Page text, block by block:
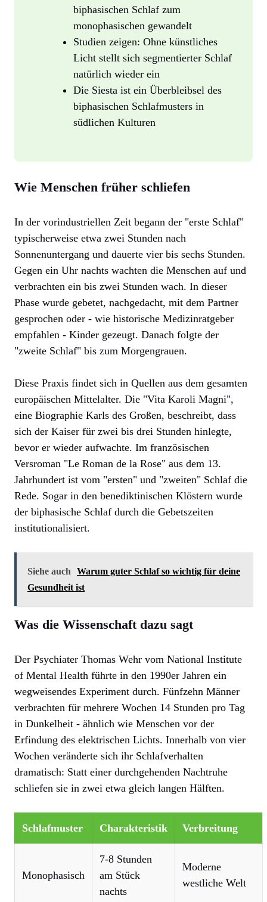
biphasischen Schlaf zum
monophasischen gewandelt
Studien zeigen: Ohne künstliches
Licht stellt sich segmentierter Schlaf
natürlich wieder ein
Die Siesta ist ein Überbleibsel des
biphasischen Schlafmusters in
südlichen Kulturen
Wie Menschen früher schliefen
In der vorindustriellen Zeit begann der "erste Schlaf"
typischerweise etwa zwei Stunden nach
Sonnenuntergang und dauerte vier bis sechs Stunden.
Gegen ein Uhr nachts wachten die Menschen auf und
verbrachten ein bis zwei Stunden wach. In dieser
Phase wurde gebetet, nachgedacht, mit dem Partner
gesprochen oder - wie historische Medizinratgeber
empfahlen - Kinder gezeugt. Danach folgte der
"zweite Schlaf" bis zum Morgengrauen.
Diese Praxis findet sich in Quellen aus dem gesamten
europäischen Mittelalter. Die "Vita Karoli Magni",
eine Biographie Karls des Großen, beschreibt, dass
sich der Kaiser für zwei bis drei Stunden hinlegte,
bevor er wieder aufwachte. Im französischen
Versroman "Le Roman de la Rose" aus dem 13.
Jahrhundert ist vom "ersten" und "zweiten" Schlaf die
Rede. Sogar in den benediktinischen Klöstern wurde
der biphasische Schlaf durch die Gebetszeiten
institutionalisiert.
Siehe auch
Warum guter Schlaf so wichtig für deine
Gesundheit ist
Was die Wissenschaft dazu sagt
Der Psychiater Thomas Wehr vom National Institute
of Mental Health führte in den 1990er Jahren ein
wegweisendes Experiment durch. Fünfzehn Männer
verbrachten für mehrere Wochen 14 Stunden pro Tag
in Dunkelheit - ähnlich wie Menschen vor der
Erfindung des elektrischen Lichts. Innerhalb von vier
Wochen veränderte sich ihr Schlafverhalten
dramatisch: Statt einer durchgehenden Nachtruhe
schliefen sie in zwei etwa gleich langen Hälften.
Schlafmuster Charakteristik Verbreitung
Monophasisch
7-8 Stunden
am Stück
nachts
Moderne
westliche Welt